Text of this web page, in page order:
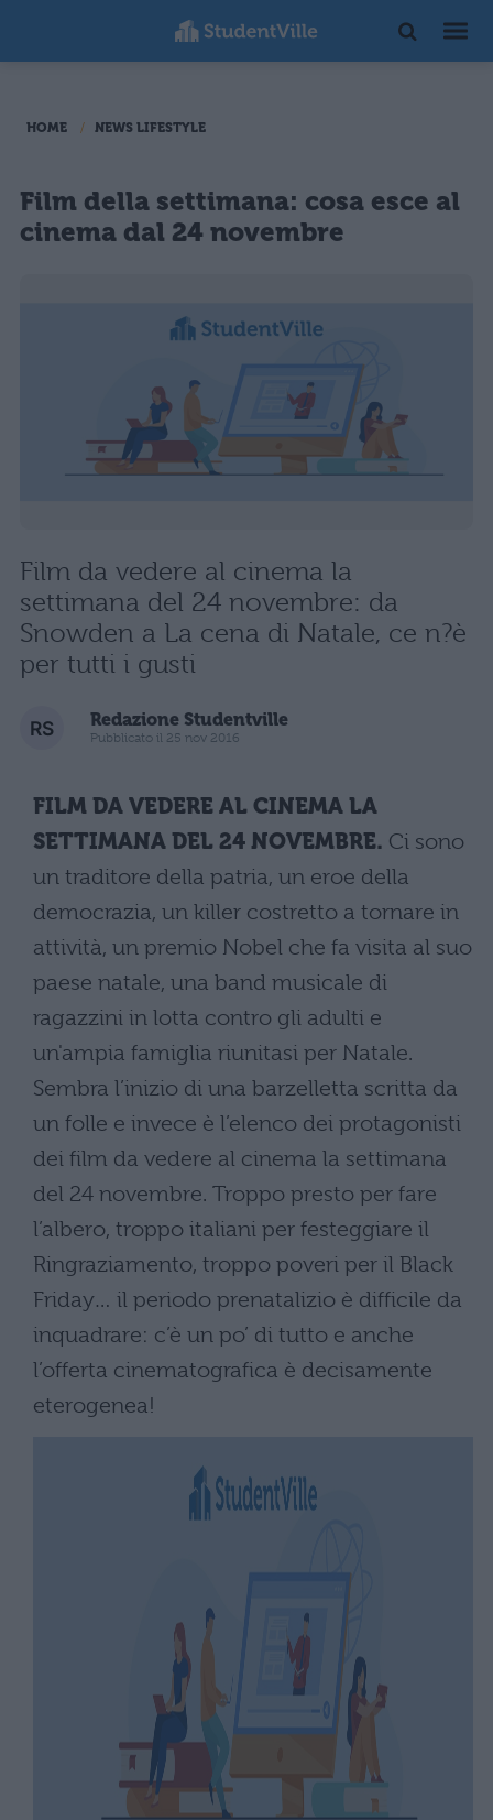
HOME NEWS LIFESTYLE
Film della settimana: cosa esce al
cinema dal 24 novembre
Film da vedere al cinema la
settimana del 24 novembre: da
Snowden a La cena di Natale, ce n?è
per tutti i gusti
Redazione Studentville
Pubblicato il 25 nov 2016
FILM DA VEDERE AL CINEMA LA
SETTIMANA DEL 24 NOVEMBRE. Ci sono
un traditore della patria, un eroe della
democrazia, un killer costretto a tornare in
attività, un premio Nobel che fa visita al suo
paese natale, una band musicale di
ragazzini in lotta contro gli adulti e
un'ampia famiglia riunitasi per Natale.
Sembra l’inizio di una barzelletta scritta da
un folle e invece è l’elenco dei protagonisti
dei film da vedere al cinema la settimana
del 24 novembre. Troppo presto per fare
l’albero, troppo italiani per festeggiare il
Ringraziamento, troppo poveri per il Black
Friday… il periodo prenatalizio è difficile da
inquadrare: c’è un po’ di tutto e anche
l’offerta cinematografica è decisamente
eterogenea!